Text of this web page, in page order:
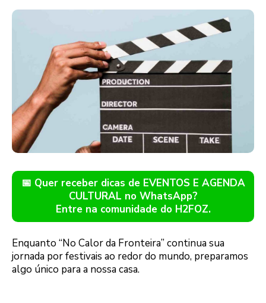
📅 Quer receber dicas de EVENTOS E AGENDA
CULTURAL no WhatsApp?
Entre na comunidade do H2FOZ.
Enquanto “No Calor da Fronteira” continua sua
jornada por festivais ao redor do mundo, preparamos
algo único para a nossa casa.